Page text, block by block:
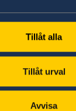
Tillåt alla
Tillåt urval
Avvisa
kort, kan
på ett fåtal
passet
för den
ta reda
accepterar